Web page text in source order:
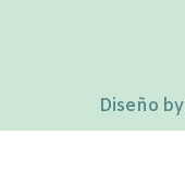
Diseño by